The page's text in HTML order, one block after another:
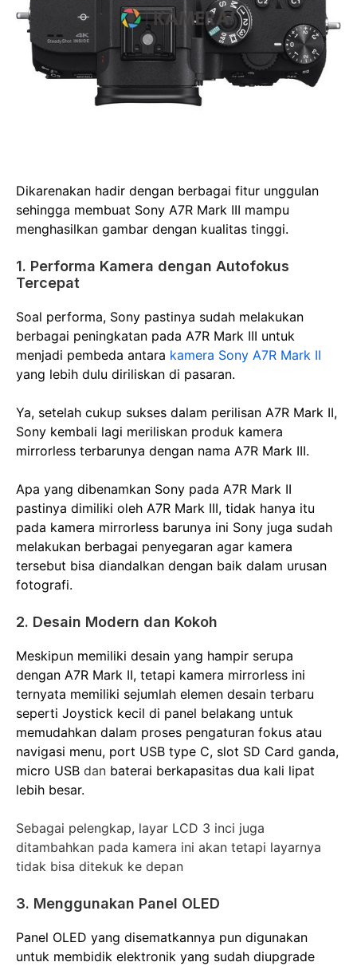
Dikarenakan hadir dengan berbagai fitur unggulan
sehingga membuat Sony A7R Mark III mampu
menghasilkan gambar dengan kualitas tinggi.
1. Performa Kamera dengan Autofokus
Tercepat
Soal performa, Sony pastinya sudah melakukan
berbagai peningkatan pada A7R Mark III untuk
menjadi pembeda antara kamera Sony A7R Mark II
yang lebih dulu diriliskan di pasaran.
Ya, setelah cukup sukses dalam perilisan A7R Mark II,
Sony kembali lagi meriliskan produk kamera
mirrorless terbarunya dengan nama A7R Mark III.
Apa yang dibenamkan Sony pada A7R Mark II
pastinya dimiliki oleh A7R Mark III, tidak hanya itu
pada kamera mirrorless barunya ini Sony juga sudah
melakukan berbagai penyegaran agar kamera
tersebut bisa diandalkan dengan baik dalam urusan
fotografi.
2. Desain Modern dan Kokoh
Meskipun memiliki desain yang hampir serupa
dengan A7R Mark II, tetapi kamera mirrorless ini
ternyata memiliki sejumlah elemen desain terbaru
seperti Joystick kecil di panel belakang untuk
memudahkan dalam proses pengaturan fokus atau
navigasi menu, port USB type C, slot SD Card ganda,
micro USB dan baterai berkapasitas dua kali lipat
lebih besar.
Sebagai pelengkap, layar LCD 3 inci juga
ditambahkan pada kamera ini akan tetapi layarnya
tidak bisa ditekuk ke depan
3. Menggunakan Panel OLED
Panel OLED yang disematkannya pun digunakan
untuk membidik elektronik yang sudah diupgrade